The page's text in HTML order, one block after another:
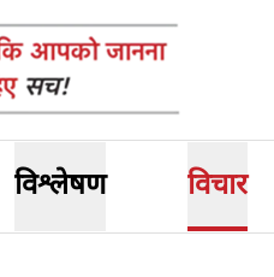
विश्लेषण विचार